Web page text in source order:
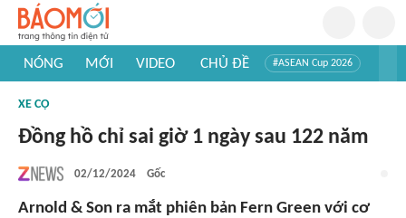
NÓNG MỚI VIDEO CHỦ ĐỀ #ASEAN Cup 2026
#Khám phá thế giới
XE CỘ
Đồng hồ chỉ sai giờ 1 ngày sau 122 năm
02/12/2024 Gốc
Arnold & Son ra mắt phiên bản Fern Green với cơ